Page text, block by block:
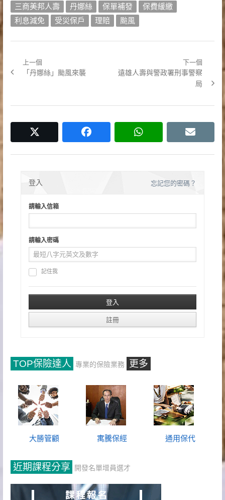
三商美邦人壽 丹娜絲 保單補發
保費緩繳
利息減免
受災保戶 理賠 颱風
導
覽
上一個
Previous
「丹娜絲」颱風來襲
下一個
Next
遠雄人壽與警政署刑事警察
局
facebook whatsapp email
登入 忘記您的密碼？
請輸入信箱
請輸入密碼
記住我
TOP保險達人 專業的保險業務 更多
大勝管顧 寓騰保經 通用保代
近期課程分享 開發名單增員選才